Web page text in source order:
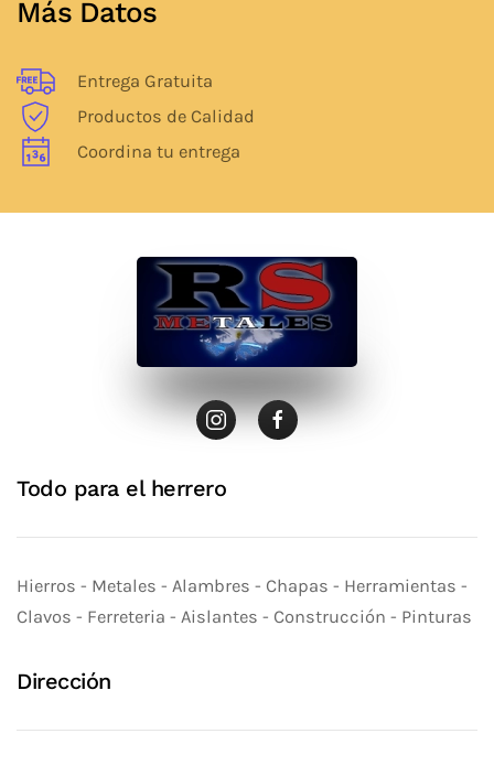
Más Datos
Entrega Gratuita
Productos de Calidad
Coordina tu entrega
Todo para el herrero
Hierros - Metales - Alambres - Chapas - Herramientas -
Clavos - Ferreteria - Aislantes - Construcción - Pinturas
Dirección